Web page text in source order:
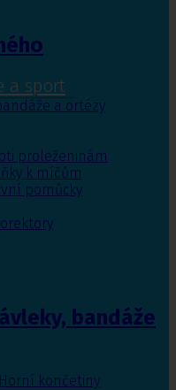
a sport
a ortézy
proleženinám
k míčům
pomůcky
bandáže
Horní končetiny